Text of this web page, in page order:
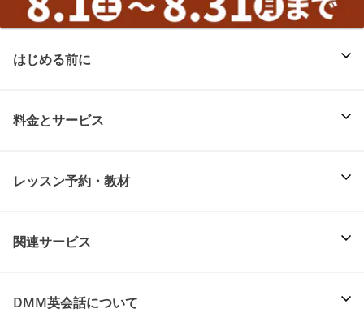
はじめる前に
料金とサービス
レッスン予約・教材
関連サービス
DMM英会話について